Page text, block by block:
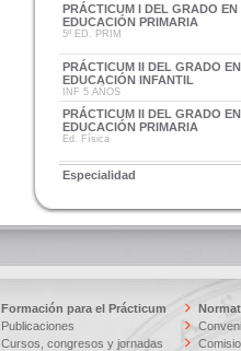
Especialidad
PRÁCTICUM I DEL GRADO EN
EDUCACIÓN PRIMARIA
5º ED. PRIM
PRÁCTICUM II DEL GRADO EN
EDUCACIÓN INFANTIL
INF 5 AÑOS
PRÁCTICUM II DEL GRADO EN
EDUCACIÓN PRIMARIA
Ed. Física
Formación para el Prácticum
Publicaciones
Cursos, congresos y jornadas